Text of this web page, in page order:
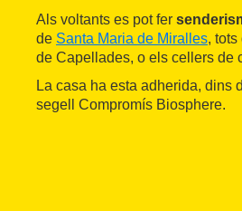
Als voltants es pot fer
de Santa Maria de Miralles,
de Capellades, o els cellers de
La casa ha esta adherida, dins
segell Compromís Biosphere.